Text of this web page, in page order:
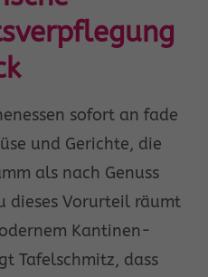
eget dolor. Aenean
felis, ultricies
sofort an fade
und Gerichte, die
als nach Genuss
dieses Vorurteil räumt
Kantinen-
Tafelschmitz, dass